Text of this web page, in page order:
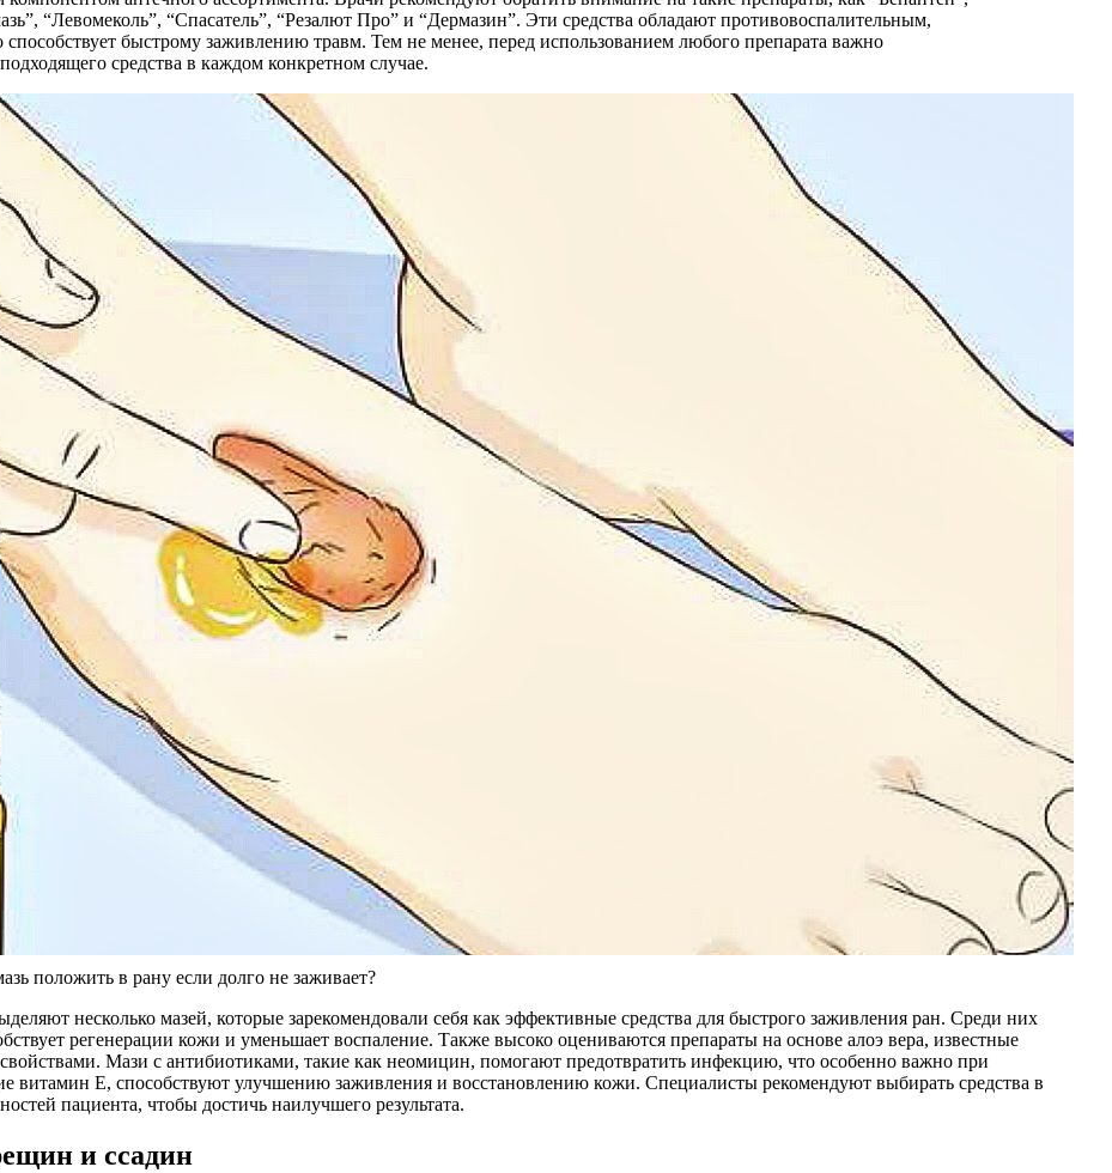
“Левомеколь”, “Спасатель”, “Резалют Про” и “Дермазин”. Эти средства обладают противовоспалительным,
быстрому заживлению травм. Тем не менее, перед использованием любого препарата важно
средства в каждом конкретном случае.
положить в рану если долго не заживает?
несколько мазей, которые зарекомендовали себя как эффективные средства для быстрого заживления ран. Среди них
регенерации кожи и уменьшает воспаление. Также высоко оцениваются препараты на основе алоэ вера, известные
Мази с антибиотиками, такие как неомицин, помогают предотвратить инфекцию, что особенно важно при
E, способствуют улучшению заживления и восстановлению кожи. Специалисты рекомендуют выбирать средства в
пациента, чтобы достичь наилучшего результата.
и ссадин